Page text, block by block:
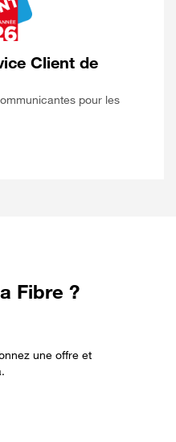
Client de
pour les
Fibre ?
une offre et